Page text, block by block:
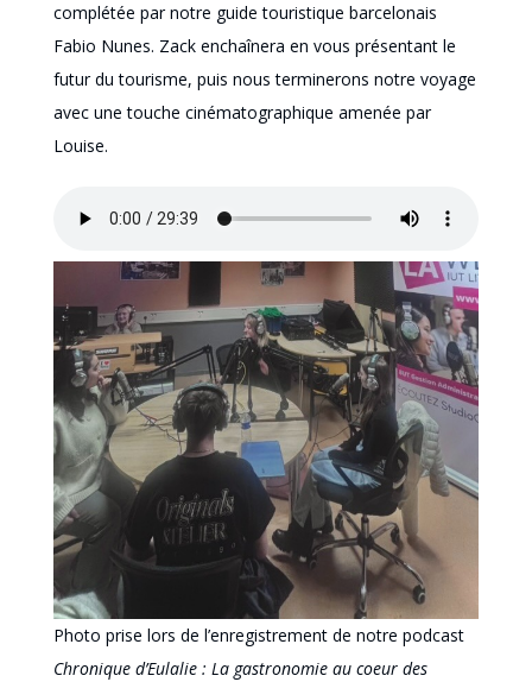
complétée par notre guide touristique barcelonais
Fabio Nunes. Zack enchaînera en vous présentant le
futur du tourisme, puis nous terminerons notre voyage
avec une touche cinématographique amenée par
Louise.
Photo prise lors de l’enregistrement de notre podcast
Chronique d’Eulalie : La gastronomie au coeur des